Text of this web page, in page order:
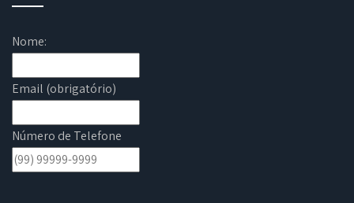
Nome:
Email (obrigatório)
Número de Telefone